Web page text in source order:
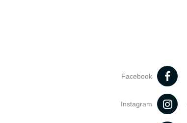
Facebook
Instagram